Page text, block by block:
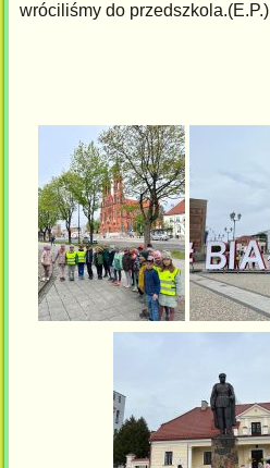
wróciliśmy do przedszkola.(E.P.)